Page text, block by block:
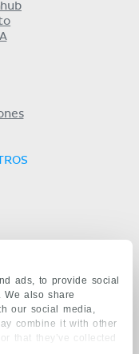
ads, to provide social
We also share
our social media,
combine it with other
that they’ve collected